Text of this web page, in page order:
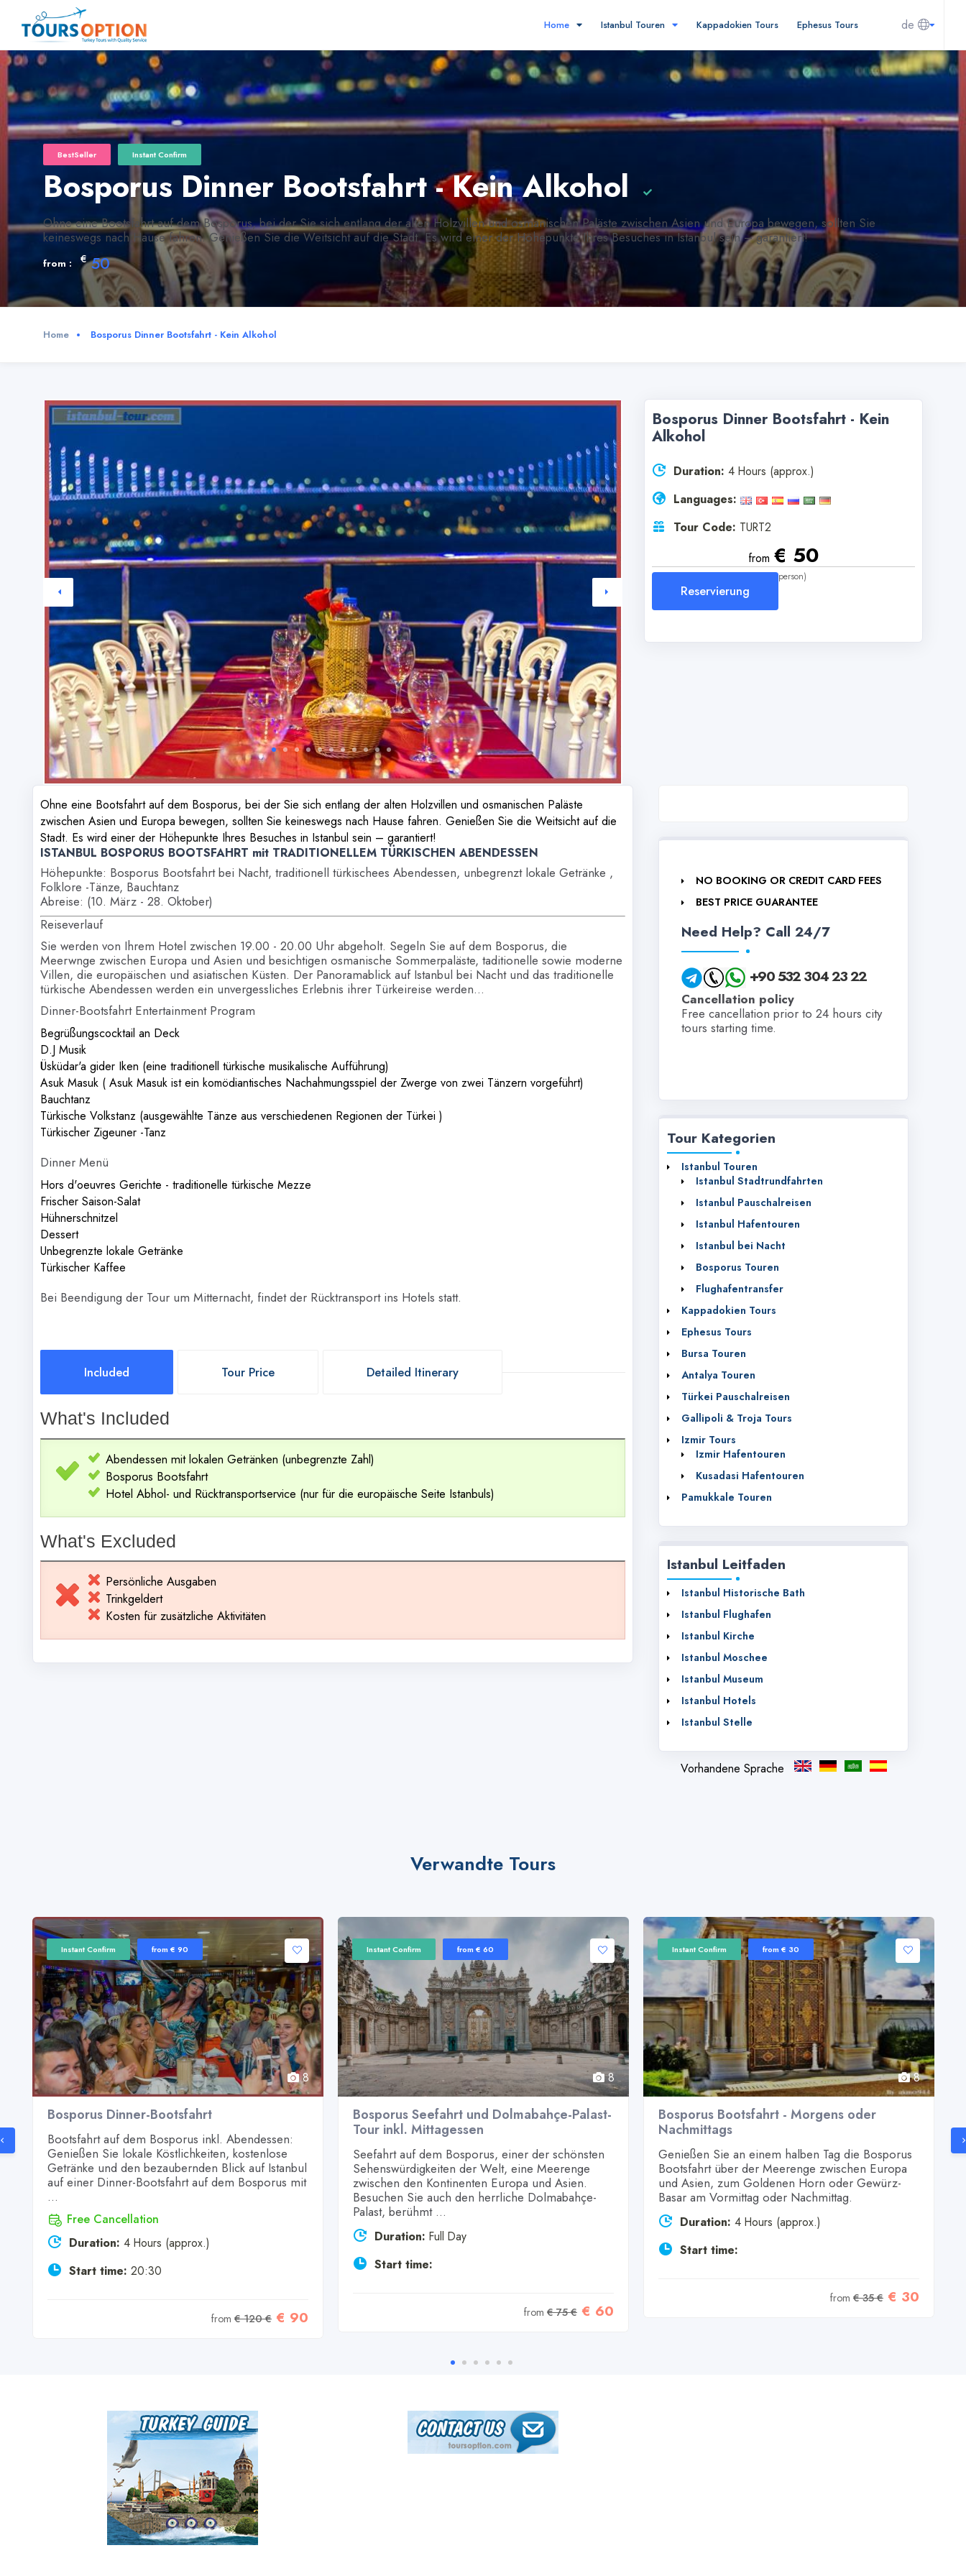
de
Home Istanbul Touren Kappadokien Tours Ephesus Tours
BestSeller Instant Confirm
Bosporus Dinner Bootsfahrt - Kein Alkohol
Ohne eine Bootsfahrt auf dem Bosporus, bei der Sie sich entlang der alten Holzvillen und osmanischen Paläste zwischen Asien und Europa bewegen, sollten Sie
keineswegs nach Hause fahren. Genießen Sie die Weitsicht auf die Stadt. Es wird einer der Höhepunkte Ihres Besuches in Istanbul sein – garantiert!
from : € 50
Home Bosporus Dinner Bootsfahrt - Kein Alkohol
Bosporus Dinner Bootsfahrt - Kein
Alkohol
Duration: 4 Hours (approx.)
Languages:
Tour Code: TURT2
from € 50
(per person)
Reservierung
Ohne eine Bootsfahrt auf dem Bosporus, bei der Sie sich entlang der alten Holzvillen und osmanischen Paläste
zwischen Asien und Europa bewegen, sollten Sie keineswegs nach Hause fahren. Genießen Sie die Weitsicht auf die
Stadt. Es wird einer der Höhepunkte Ihres Besuches in Istanbul sein – garantiert!
ISTANBUL BOSPORUS BOOTSFAHRT mit TRADITIONELLEM TÜRKISCHEN ABENDESSEN
Höhepunkte: Bosporus Bootsfahrt bei Nacht, traditionell türkischees Abendessen, unbegrenzt lokale Getränke ,
Folklore -Tänze, Bauchtanz
Abreise: (10. März - 28. Oktober)
Reiseverlauf
Sie werden von Ihrem Hotel zwischen 19.00 - 20.00 Uhr abgeholt. Segeln Sie auf dem Bosporus, die
Meerwnge zwischen Europa und Asien und besichtigen osmanische Sommerpaläste, taditionelle sowie moderne
Villen, die europäischen und asiatischen Küsten. Der Panoramablick auf Istanbul bei Nacht und das traditionelle
türkische Abendessen werden ein unvergessliches Erlebnis ihrer Türkeireise werden...
Dinner-Bootsfahrt Entertainment Program
Begrüßungscocktail an Deck
D.J Musik
Üsküdar'a gider Iken (eine traditionell türkische musikalische Aufführung)
Asuk Masuk ( Asuk Masuk ist ein komödiantisches Nachahmungsspiel der Zwerge von zwei Tänzern vorgeführt)
Bauchtanz
Türkische Volkstanz (ausgewählte Tänze aus verschiedenen Regionen der Türkei )
Türkischer Zigeuner -Tanz
Dinner Menü
Hors d'oeuvres Gerichte - traditionelle türkische Mezze
Frischer Saison-Salat
Hühnerschnitzel
Dessert
Unbegrenzte lokale Getränke
Türkischer Kaffee
Bei Beendigung der Tour um Mitternacht, findet der Rücktransport ins Hotels statt.
Included Tour Price Detailed Itinerary
What's Included
Abendessen mit lokalen Getränken (unbegrenzte Zahl)
Bosporus Bootsfahrt
Hotel Abhol- und Rücktransportservice (nur für die europäische Seite Istanbuls)
What's Excluded
Persönliche Ausgaben
Trinkgeldert
Kosten für zusätzliche Aktivitäten
NO BOOKING OR CREDIT CARD FEES
BEST PRICE GUARANTEE
Need Help? Call 24/7
+90 532 304 23 22
Cancellation policy
Free cancellation prior to 24 hours city
tours starting time.
Tour Kategorien
Istanbul Touren
Istanbul Stadtrundfahrten‎
Istanbul Pauschalreisen
Istanbul Hafentouren
Istanbul bei Nacht
Bosporus Touren
Flughafentransfer
Kappadokien Tours
Ephesus Tours
Bursa Touren
Antalya Touren
Türkei Pauschalreisen
Gallipoli & Troja Tours
Izmir Tours
Izmir Hafentouren
Kusadasi Hafentouren
Pamukkale Touren
Istanbul Leitfaden
Istanbul Historische Bath
Istanbul Flughafen
Istanbul Kirche
Istanbul Moschee
Istanbul Museum
Istanbul Hotels
Istanbul Stelle
Vorhandene Sprache
Verwandte Tours
Instant Confirm from € 90
8
Bosporus Dinner-Bootsfahrt
Bootsfahrt auf dem Bosporus inkl. Abendessen:
Genießen Sie lokale Köstlichkeiten, kostenlose
Getränke und den bezaubernden Blick auf Istanbul
auf einer Dinner-Bootsfahrt auf dem Bosporus mit
...
Free Cancellation
Duration: 4 Hours (approx.)
Start time: 20:30
from € 120 € € 90
Instant Confirm from € 60
8
Bosporus Seefahrt und Dolmabahçe-Palast-
Tour inkl. Mittagessen
Seefahrt auf dem Bosporus, einer der schönsten
Sehenswürdigkeiten der Welt, eine Meerenge
zwischen den Kontinenten Europa und Asien.
Besuchen Sie auch den herrliche Dolmabahçe-
Palast, berühmt ...
Duration: Full Day
Start time:
from € 75 € € 60
Instant Confirm from € 30
8
Bosporus Bootsfahrt - Morgens oder
Nachmittags
Genießen Sie an einem halben Tag die Bosporus
Bootsfahrt über der Meerenge zwischen Europa
und Asien, zum Goldenen Horn oder Gewürz-
Basar am Vormittag oder Nachmittag.
Duration: 4 Hours (approx.)
Start time:
from € 35 € € 30